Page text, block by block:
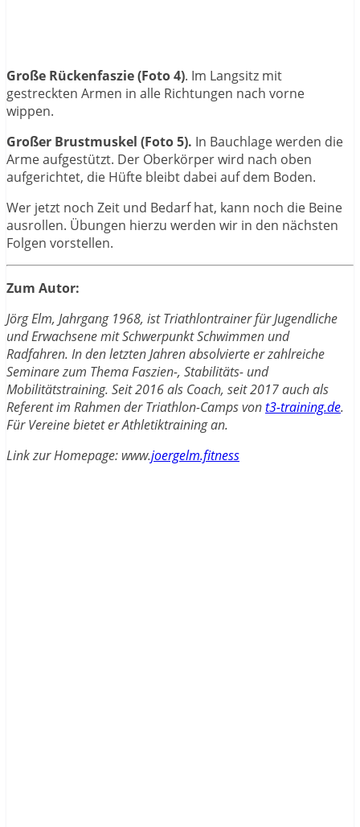
Große Rückenfaszie (Foto 4). Im Langsitz mit
gestreckten Armen in alle Richtungen nach vorne
wippen.
Großer Brustmuskel (Foto 5). In Bauchlage werden die
Arme aufgestützt. Der Oberkörper wird nach oben
aufgerichtet, die Hüfte bleibt dabei auf dem Boden.
Wer jetzt noch Zeit und Bedarf hat, kann noch die Beine
ausrollen. Übungen hierzu werden wir in den nächsten
Folgen vorstellen.
Zum Autor:
Jörg Elm, Jahrgang 1968, ist Triathlontrainer für Jugendliche
und Erwachsene mit Schwerpunkt Schwimmen und
Radfahren. In den letzten Jahren absolvierte er zahlreiche
Seminare zum Thema Faszien-, Stabilitäts- und
Mobilitätstraining. Seit 2016 als Coach, seit 2017 auch als
Referent im Rahmen der Triathlon-Camps vont3-training.de.
Für Vereine bietet er Athletiktraining an.
Link zur Homepage: www.joergelm.fitness